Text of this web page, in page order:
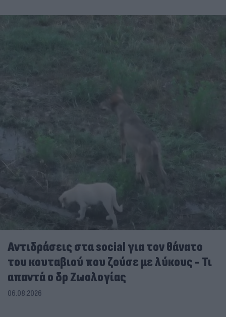
Αντιδράσεις στα social για τον θάνατο
του κουταβιού που ζούσε με λύκους - Τι
απαντά ο δρ Ζωολογίας
06.08.2026